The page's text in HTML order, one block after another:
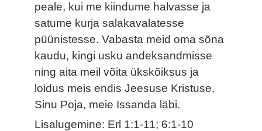
peale, kui me kiindume halvasse ja
satume kurja salakavalatesse
püünistesse. Vabasta meid oma sõna
kaudu, kingi usku andeksandmisse
ning aita meil võita ükskõiksus ja
loidus meis endis Jeesuse Kristuse,
Sinu Poja, meie Issanda läbi.
Lisalugemine: Erl 1:1-11; 6:1-10